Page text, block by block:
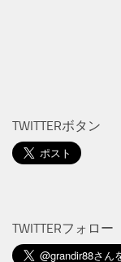
TWITTERボタン
TWITTERフォロー